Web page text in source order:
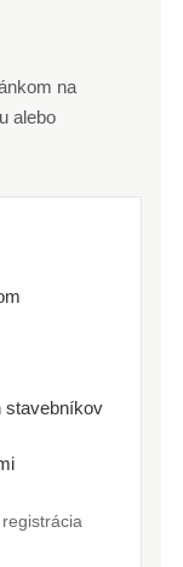
na
alebo
stavebníkov